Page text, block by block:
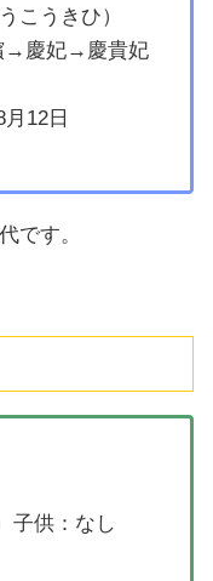
こうきひ）
→慶妃→慶貴妃
12日
です。
子供：なし